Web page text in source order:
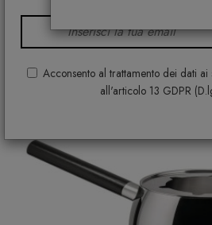
Acconsento al trattamento dei dati
all'articolo 13 GDPR